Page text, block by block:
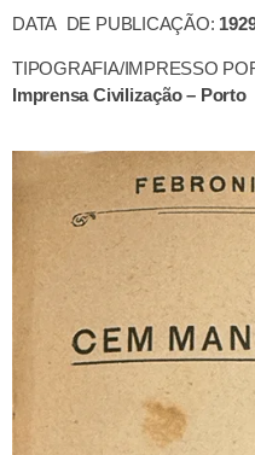
DATA DE PUBLICAÇÃO:
TIPOGRAFIA/IMPRESSO
Imprensa Civilização – Porto